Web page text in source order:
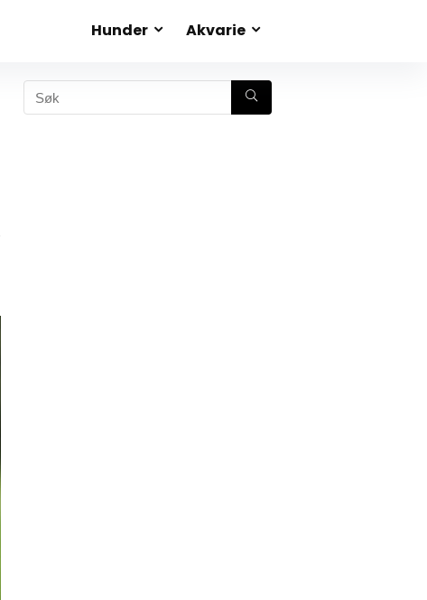
Hunder Akvarie